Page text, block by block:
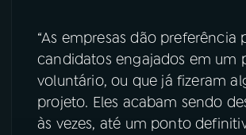
“As empresas dão preferência
candidatos engajados em um
voluntário, ou que já fizeram
projeto. Eles acabam sendo
às vezes, até um ponto